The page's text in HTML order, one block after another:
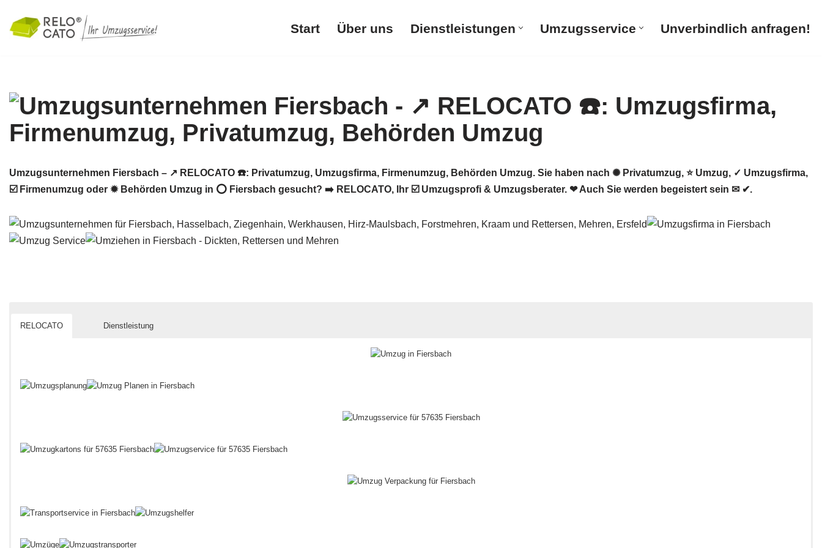
Zum
Start Über uns Dienstleistungen Umzugsservice Unverbindlich anfragen!
Umzugsunternehmen Fiersbach – ↗️ RELOCATO ☎️: Privatumzug, Umzugsfirma, Firmenumzug, Behörden Umzug. Sie haben nach ✺ Privatumzug, ⭐ Umzug, ✓ Umzugsfirma,
☑️ Firmenumzug oder ✹ Behörden Umzug in ⭕ Fiersbach gesucht? ➡️ RELOCATO, Ihr ☑️ Umzugsprofi & Umzugsberater. ❤ Auch Sie werden begeistert sein ✉ ✔.
RELOCATO Dienstleistung